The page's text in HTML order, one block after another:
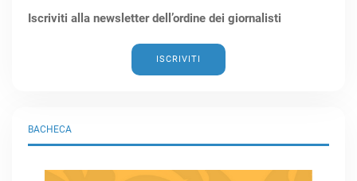
BACHECA
Iscriviti alla newsletter dell’ordine dei giornalisti
ISCRIVITI